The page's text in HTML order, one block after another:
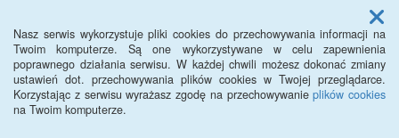
Nasz serwis wykorzystuje pliki cookies do przechowywania informacji na
Twoim komputerze. Są one wykorzystywane w celu zapewnienia
poprawnego działania serwisu. W każdej chwili możesz dokonać zmiany
ustawień dot. przechowywania plików cookies w Twojej przeglądarce.
Korzystając z serwisu wyrażasz zgodę na przechowywanieplików cookies
na Twoim komputerze.
Menu
BIP - Urząd Miejski
Wyśmierzyce